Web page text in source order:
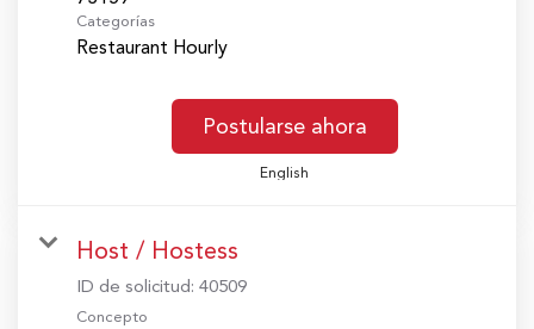
Categorías
Restaurant Hourly
Postularse ahora
English
Host / Hostess
ID de solicitud: 40509
Concepto